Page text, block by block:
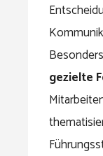
gezielte